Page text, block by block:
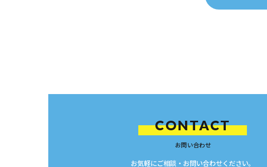
CONTACT
お問い合わせ
お気軽にご相談・お問い合わせください。